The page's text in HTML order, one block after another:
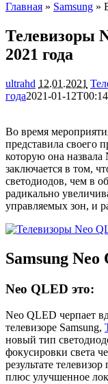
Главная » Samsung »
Телевизоры
2021 года
ultrahd 12.01.2021
года2021-01-
Во время
представила своего
которую она
заключается в том,
светодиодов, чем в
радикально
управляемых зон, и
Samsung Neo
Neo QLED это:
Neo QLED черпает
телевизоре Samsung,
новый тип
фокусировки света
результате
плюс улучшенное